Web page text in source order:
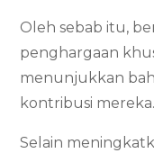
Oleh sebab itu,
penghargaan
menunjukkan
kontribusi mereka.
Selain